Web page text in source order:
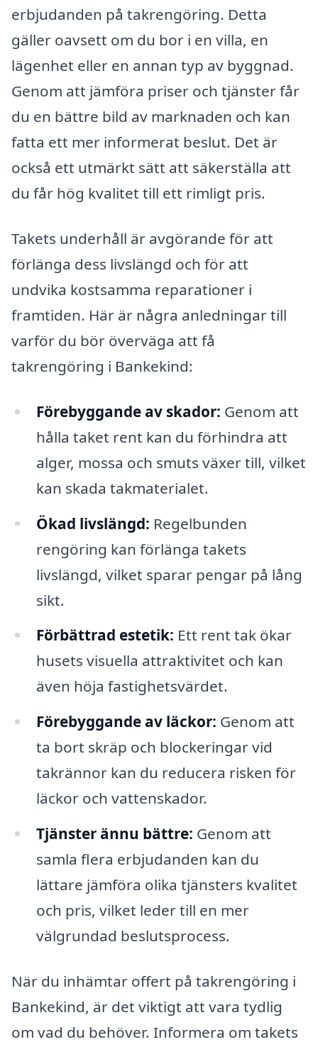
erbjudanden på takrengöring. Detta
gäller oavsett om du bor i en villa, en
lägenhet eller en annan typ av byggnad.
Genom att jämföra priser och tjänster får
du en bättre bild av marknaden och kan
fatta ett mer informerat beslut. Det är
också ett utmärkt sätt att säkerställa att
du får hög kvalitet till ett rimligt pris.
Takets underhåll är avgörande för att
förlänga dess livslängd och för att
undvika kostsamma reparationer i
framtiden. Här är några anledningar till
varför du bör överväga att få
takrengöring i Bankekind:
Förebyggande av skador: Genom att
hålla taket rent kan du förhindra att
alger, mossa och smuts växer till, vilket
kan skada takmaterialet.
Ökad livslängd: Regelbunden
rengöring kan förlänga takets
livslängd, vilket sparar pengar på lång
sikt.
Förbättrad estetik: Ett rent tak ökar
husets visuella attraktivitet och kan
även höja fastighetsvärdet.
Förebyggande av läckor: Genom att
ta bort skräp och blockeringar vid
takrännor kan du reducera risken för
läckor och vattenskador.
Tjänster ännu bättre: Genom att
samla flera erbjudanden kan du
lättare jämföra olika tjänsters kvalitet
och pris, vilket leder till en mer
välgrundad beslutsprocess.
När du inhämtar offert på takrengöring i
Bankekind, är det viktigt att vara tydlig
om vad du behöver. Informera om takets